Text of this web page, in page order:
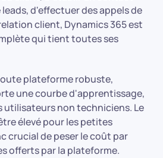
d'effectuer des appels de
client, Dynamics 365 est
qui tient toutes ses
plateforme robuste,
une courbe d'apprentissage,
utilisateurs non techniciens. Le
élevé pour les petites
crucial de peser le coût par
offerts par la plateforme.